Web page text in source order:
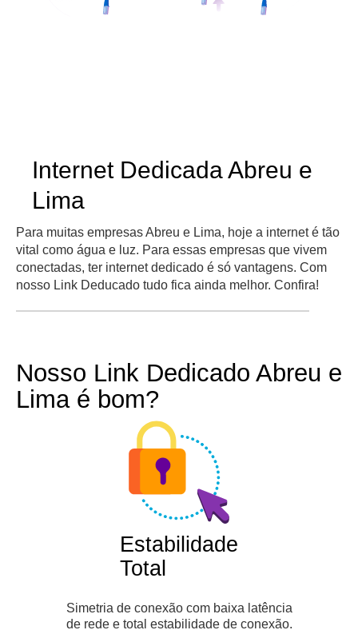
Internet Dedicada Abreu e
Lima
Para muitas empresas Abreu e Lima, hoje a internet é tão
vital como água e luz. Para essas empresas que vivem
conectadas, ter internet dedicado é só vantagens. Com
nosso Link Deducado tudo fica ainda melhor. Confira!
Nosso Link Dedicado Abreu e
Lima é bom?
Estabilidade
Total
Simetria de conexão com baixa latência
de rede e total estabilidade de conexão.